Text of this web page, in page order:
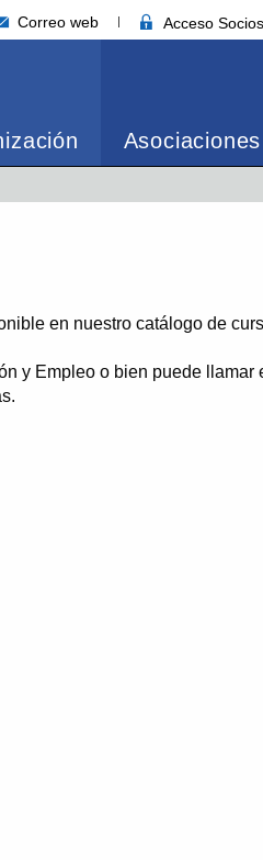
Correo web Acceso Socios
Asociaciones
en nuestro catálogo de
y Empleo o bien puede llamar